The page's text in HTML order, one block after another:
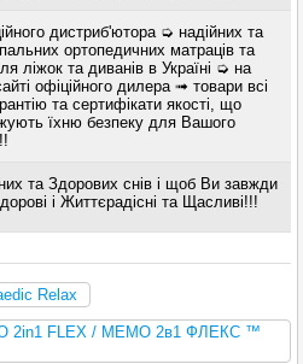
дистриб'ютора ➭ надійних та
ортопедичних матраців та
ліжок та диванів в Україні ➭ на
офіційного дилера ➟ товари всі
та сертифікати якості, що
їхню безпеку для Вашого
та Здорових снів і щоб Ви завжди
і Життєрадісні та Щасливі!!!
Relax
2in1 FLEX / МЕМО 2в1 ФЛЕКС ™